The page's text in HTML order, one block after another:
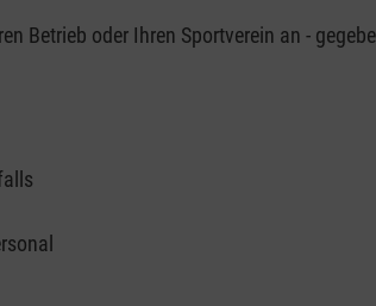
Betrieb oder Ihren Sportverein an -